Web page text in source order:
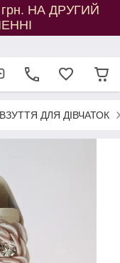
НА ДРУГИЙ
ВЗУТТЯ ДЛЯ ДІВЧАТОК